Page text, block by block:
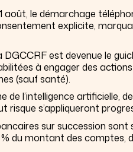
août, le démarchage
explicite,
DGCCRF est devenue le
à engager des
(sauf santé).
de l’intelligence artificielle,
risque s’appliqueront
sur succession
du montant des comptes,